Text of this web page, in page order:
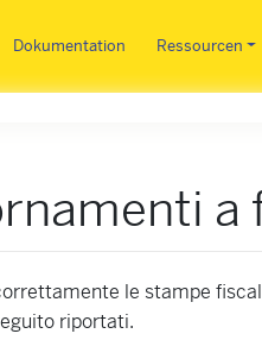
Dokumentation Ressourcen
a
le stampe
riportati.